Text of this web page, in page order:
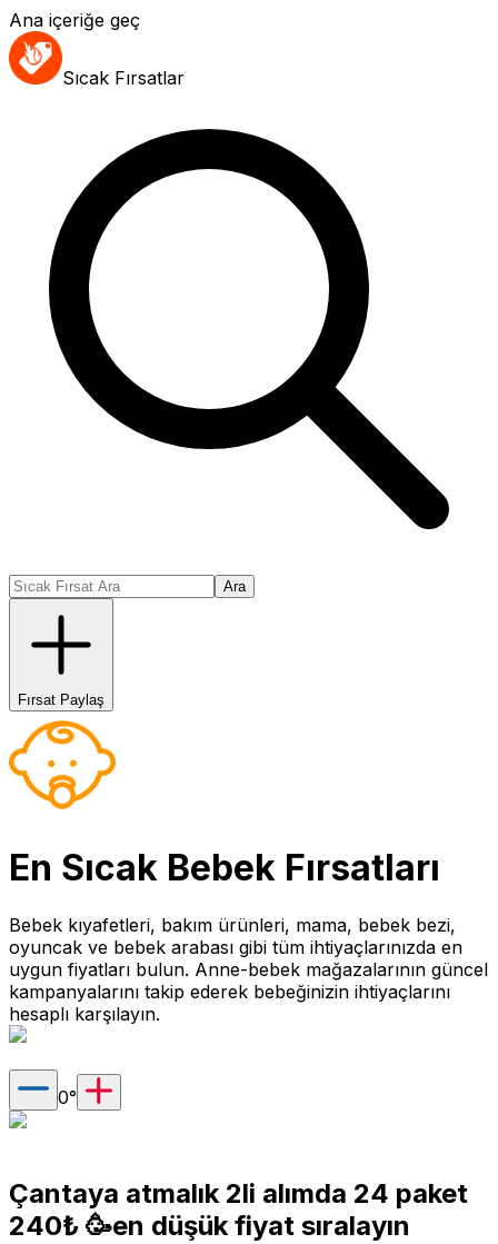
Ana içeriğe geç
Sıcak Fırsatlar
Ara
Fırsat Paylaş
En Sıcak Bebek Fırsatları
Bebek kıyafetleri, bakım ürünleri, mama, bebek bezi,
oyuncak ve bebek arabası gibi tüm ihtiyaçlarınızda en
uygun fiyatları bulun. Anne-bebek mağazalarının güncel
kampanyalarını takip ederek bebeğinizin ihtiyaçlarını
hesaplı karşılayın.
0°
Çantaya atmalık 2li alımda 24 paket
240₺ 🥳en düşük fiyat sıralayın